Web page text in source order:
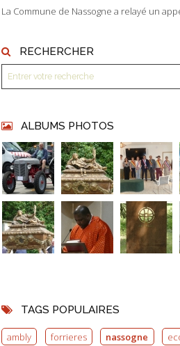
La Commune de Nassogne a relayé un
RECHERCHER
ALBUMS PHOTOS
TAGS POPULAIRES
ambly forrieres nassogne